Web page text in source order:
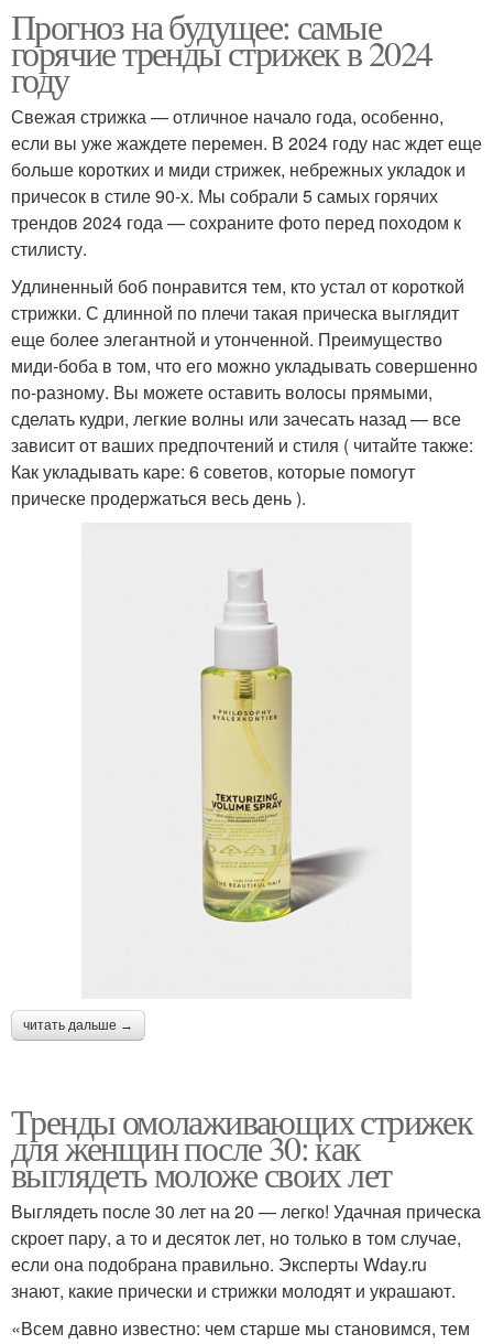
Прогноз на будущее: самые
горячие тренды стрижек в 2024
году
Свежая стрижка — отличное начало года, особенно,
если вы уже жаждете перемен. В 2024 году нас ждет еще
больше коротких и миди стрижек, небрежных укладок и
причесок в стиле 90-х. Мы собрали 5 самых горячих
трендов 2024 года — сохраните фото перед походом к
стилисту.
Удлиненный боб понравится тем, кто устал от короткой
стрижки. С длинной по плечи такая прическа выглядит
еще более элегантной и утонченной. Преимущество
миди-боба в том, что его можно укладывать совершенно
по-разному. Вы можете оставить волосы прямыми,
сделать кудри, легкие волны или зачесать назад — все
зависит от ваших предпочтений и стиля ( читайте также:
Как укладывать каре: 6 советов, которые помогут
прическе продержаться весь день ).
читать дальше →
Тренды омолаживающих стрижек
для женщин после 30: как
выглядеть моложе своих лет
Выглядеть после 30 лет на 20 — легко! Удачная прическа
скроет пару, а то и десяток лет, но только в том случае,
если она подобрана правильно. Эксперты Wday.ru
знают, какие прически и стрижки молодят и украшают.
«Всем давно известно: чем старше мы становимся, тем